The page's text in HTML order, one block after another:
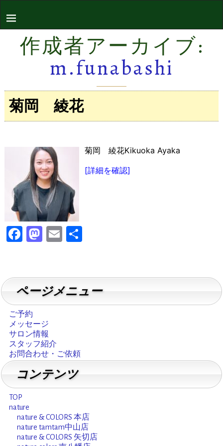
作成者アーカイブ:
m.funabashi
菊岡 綾花
菊岡 綾花Kikuoka Ayaka
[詳細を確認]
F
e
b
o
o
k
M
o
d
n
E
l
共
ページメニュー
ご予約
メッセージ
サロン情報
スタッフ紹介
お問合わせ・ご依頼
コンテンツ
TOP
nature
nature & COLORS 本店
nature tamtam中山店
nature & COLORS 矢切店